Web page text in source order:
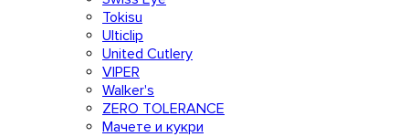
Tokisu
Ulticlip
United Cutlery
VIPER
Walker's
ZERO TOLERANCE
Мачете и кукри